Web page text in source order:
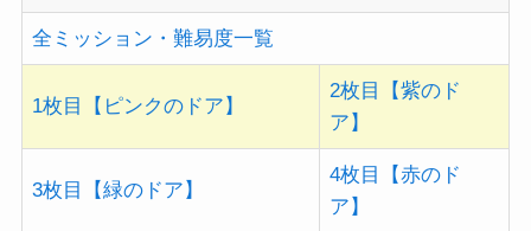
全ミッション・難易度一覧
1枚目【ピンクのドア】
2枚目【紫のド
ア】
3枚目【緑のドア】
4枚目【赤のド
ア】